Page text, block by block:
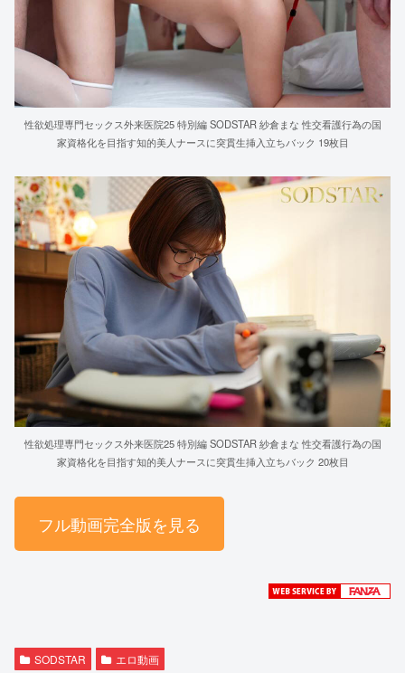
性欲処理専門セックス外来医院25 特別編 SODSTAR 紗倉まな 性交看護行為の国
家資格化を目指す知的美人ナースに突貫生挿入立ちバック 19枚目
性欲処理専門セックス外来医院25 特別編 SODSTAR 紗倉まな 性交看護行為の国
家資格化を目指す知的美人ナースに突貫生挿入立ちバック 20枚目
フル動画完全版を見る
SODSTAR エロ動画